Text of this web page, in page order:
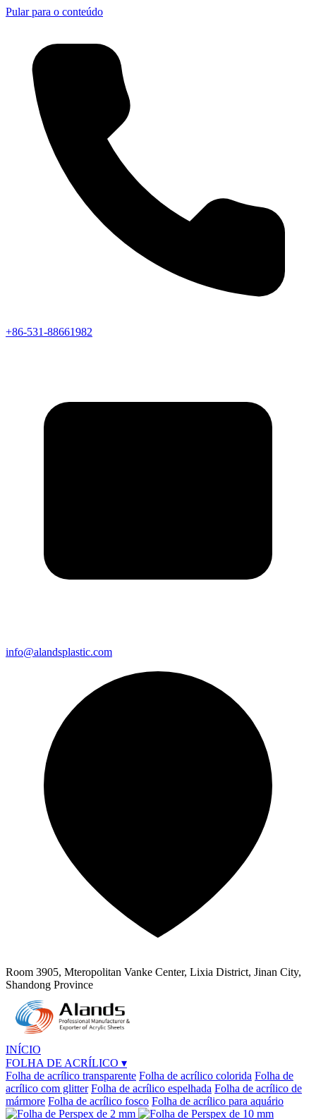
Pular para o conteúdo
+86-531-88661982
info@alandsplastic.com
Room 3905, Mteropolitan Vanke Center, Lixia District, Jinan City,
Shandong Province
INÍCIO
FOLHA DE ACRÍLICO ▾
Folha de acrílico transparente Folha de acrílico colorida Folha de
acrílico com glitter Folha de acrílico espelhada Folha de acrílico de
mármore Folha de acrílico fosco Folha de acrílico para aquário